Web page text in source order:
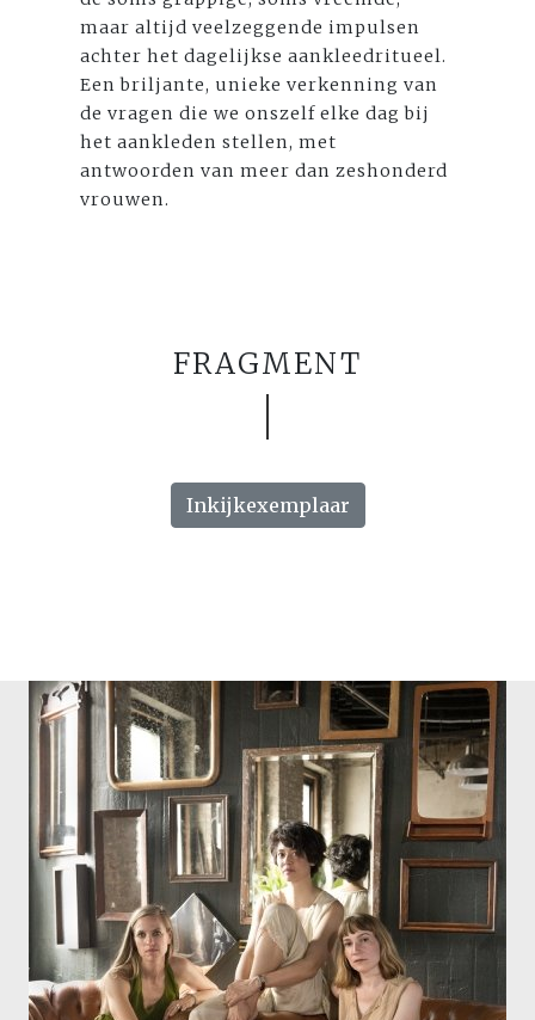
maar altijd veelzeggende impulsen
achter het dagelijkse aankleedritueel.
Een briljante, unieke verkenning van
de vragen die we onszelf elke dag bij
het aankleden stellen, met
antwoorden van meer dan zeshonderd
vrouwen.
FRAGMENT
Inkijkexemplaar